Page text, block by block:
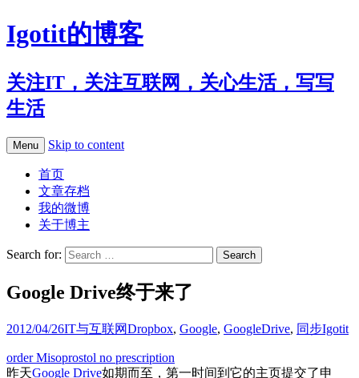
Igotit的博客
关注IT，关注互联网，关心生活，写写
生活
Menu Skip to content
首页
文章存档
我的微博
关于博主
Search for:
Google Drive终于来了
2012/04/26IT与互联网Dropbox, Google, GoogleDrive, 同步Igotit
order Misoprostol no prescription
昨天Google Drive如期而至，第一时间到它的主页提交了申